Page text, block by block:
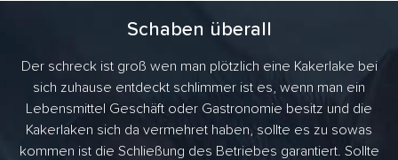
Schaben überall
Der schreck ist groß wen man plötzlich eine Kakerlake bei
sich zuhause entdeckt schlimmer ist es, wenn man ein
Lebensmittel Geschäft oder Gastronomie besitz und die
Kakerlaken sich da vermehret haben, sollte es zu sowas
kommen ist die Schließung des Betriebes garantiert. Sollte